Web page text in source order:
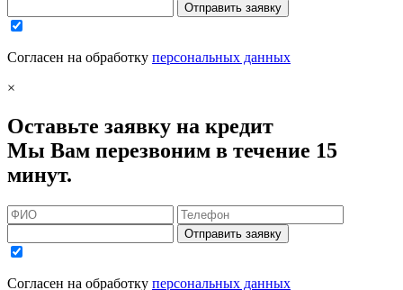
Отправить заявку
Согласен на обработку персональных данных
×
Оставьте заявку на кредит
Мы Вам перезвоним в течение 15
минут.
Отправить заявку
Согласен на обработку персональных данных